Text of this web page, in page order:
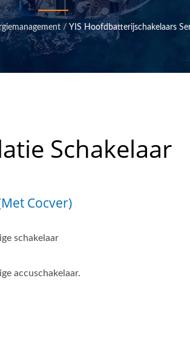
hebben op het hoofdkantoor in Taiwan,
tegen concurrerende prijzen.
/ YIS Hoofdbatterijschakelaars
Schakelaar
Cocver)
schakelaar
accuschakelaar.